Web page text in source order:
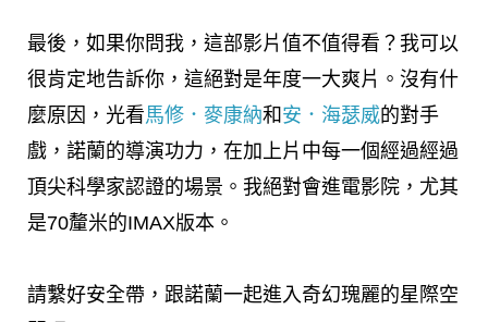
最後，如果你問我，這部影片值不值得看？我可以
很肯定地告訴你，這絕對是年度一大爽片。沒有什
麼原因，光看馬修．麥康納和 安．海瑟威的對手
戲，諾蘭的導演功力，在加上片中每一個經過經過
頂尖科學家認證的場景。我絕對會進電影院，尤其
是70釐米的IMAX版本。
請繫好安全帶，跟諾蘭一起進入奇幻瑰麗的星際空